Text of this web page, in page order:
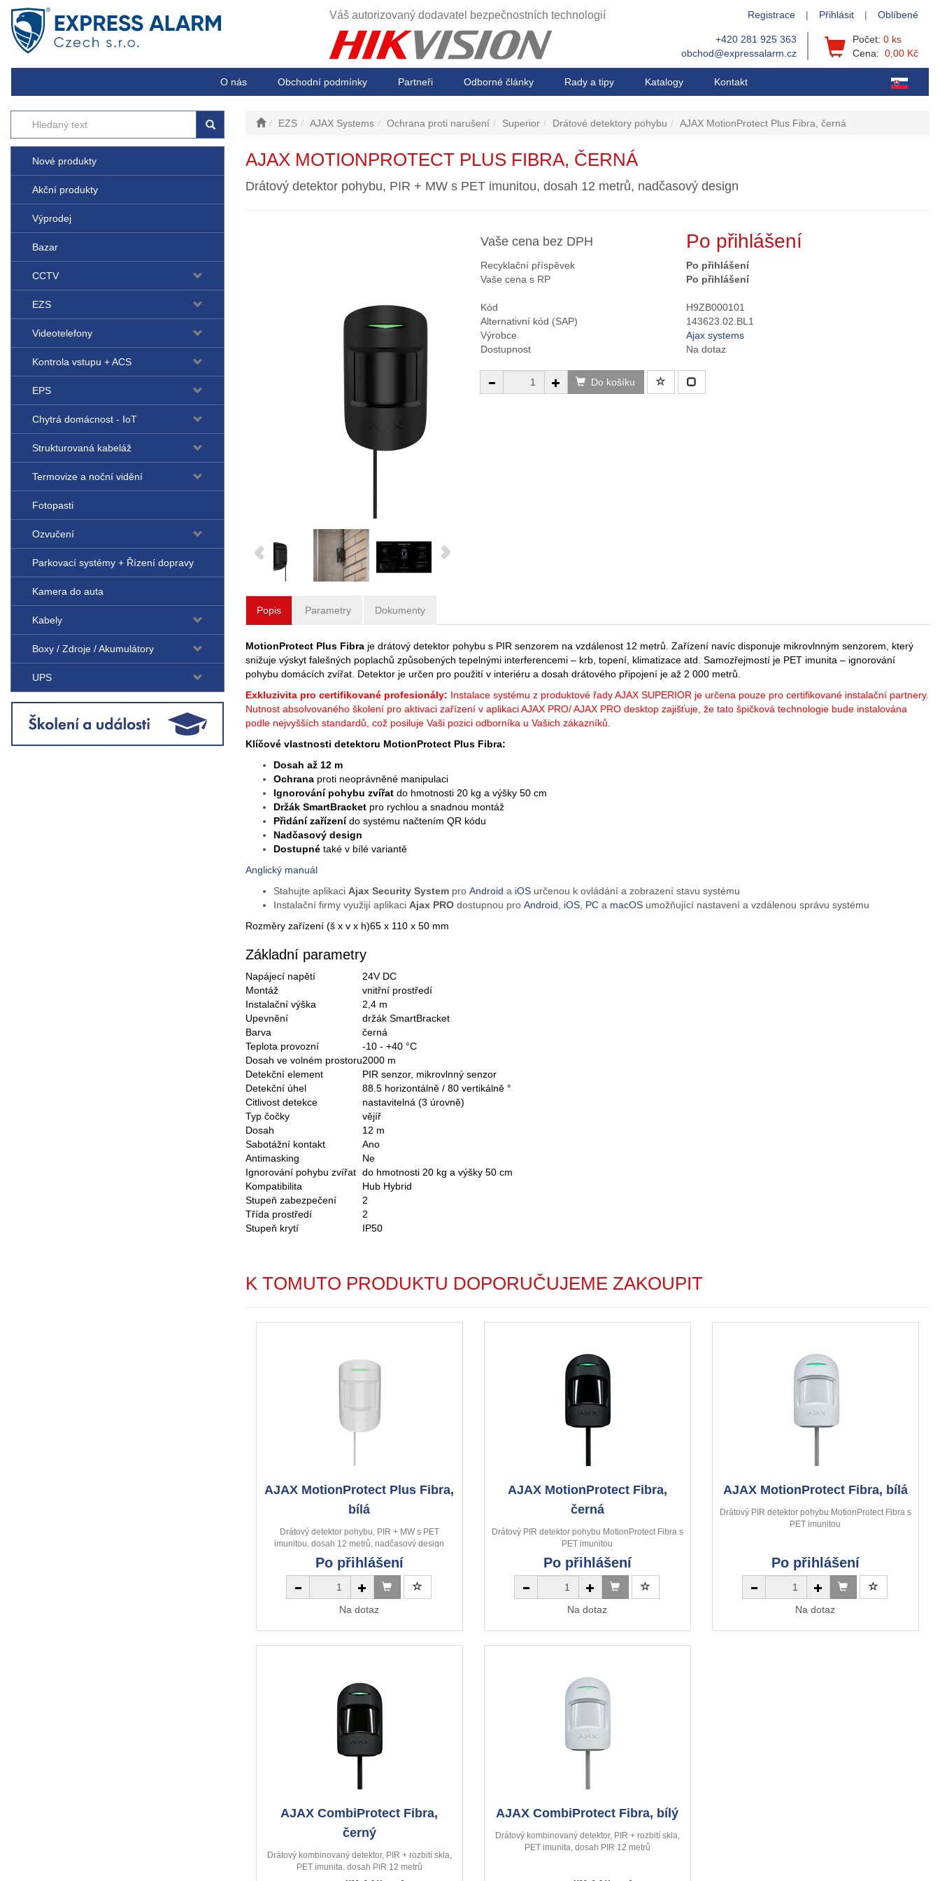
Váš autorizovaný dodavatel bezpečnostních technologií Registrace | Přihlásit | Oblíbené
+420 281 925 363
obchod@expressalarm.cz
Počet: 0 ks
Cena: 0,00 Kč
O nás Obchodní podmínky Partneři Odborné články Rady a tipy Katalogy Kontakt
Nové produkty
Akční produkty
Výprodej
Bazar
CCTV
EZS
Videotelefony
Kontrola vstupu + ACS
EPS
Chytrá domácnost - IoT
Strukturovaná kabeláž
Termovize a noční vidění
Fotopasti
Ozvučení
Parkovací systémy + Řízení dopravy
Kamera do auta
Kabely
Boxy / Zdroje / Akumulátory
UPS
EZS AJAX Systems Ochrana proti narušení Superior Drátové detektory pohybu AJAX MotionProtect Plus Fibra, černá
AJAX MOTIONPROTECT PLUS FIBRA, ČERNÁ
Drátový detektor pohybu, PIR + MW s PET imunitou, dosah 12 metrů, nadčasový design
Vaše cena bez DPH Po přihlášení
Recyklační příspěvek
Po přihlášení
Vaše cena s RP
Po přihlášení
Kód
H9ZB000101
Alternativní kód (SAP)
143623.02.BL1
Výrobce
Ajax systems
Dostupnost
Na dotaz
Do košíku
Popis Parametry Dokumenty
MotionProtect Plus Fibra je drátový detektor pohybu s PIR senzorem na vzdálenost 12 metrů. Zařízení navíc disponuje mikrovlnným senzorem, který
snižuje výskyt falešných poplachů způsobených tepelnými interferencemi – krb, topení, klimatizace atd. Samozřejmostí je PET imunita – ignorování
pohybu domácích zvířat. Detektor je určen pro použití v interiéru a dosah drátového připojení je až 2 000 metrů.
Exkluzivita pro certifikované profesionály: Instalace systému z produktové řady AJAX SUPERIOR je určena pouze pro certifikované instalační partnery.
Nutnost absolvovaného školení pro aktivaci zařízení v aplikaci AJAX PRO/ AJAX PRO desktop zajišťuje, že tato špičková technologie bude instalována
podle nejvyšších standardů, což posiluje Vaši pozici odborníka u Vašich zákazníků.
Klíčové vlastnosti detektoru MotionProtect Plus Fibra:
Dosah až 12 m
Ochrana proti neoprávněné manipulaci
Ignorování pohybu zvířat do hmotnosti 20 kg a výšky 50 cm
Držák SmartBracket pro rychlou a snadnou montáž
Přidání zařízenído systému načtením QR kódu
Nadčasový design
Dostupné také v bílé variantě
Anglický manuál
Stahujte aplikaci Ajax Security System pro Android a iOS určenou k ovládání a zobrazení stavu systému
Instalační firmy využijí aplikaci Ajax PRO dostupnou pro Android, iOS, PC a macOS umožňující nastavení a vzdálenou správu systému
Rozměry zařízení (š x v x h)65 x 110 x 50 mm
Základní parametry
Napájecí napětí
24V DC
Montáž
vnitřní prostředí
Instalační výška
2,4 m
Upevnění
držák SmartBracket
Barva
černá
Teplota provozní
-10 - +40 °C
Dosah ve volném prostoru2000 m
Detekční element
PIR senzor, mikrovlnný senzor
Detekční úhel
88.5 horizontálně / 80 vertikálně °
Citlivost detekce
nastavitelná (3 úrovně)
Typ čočky
vějíř
Dosah
12 m
Sabotážní kontakt
Ano
Antimasking
Ne
Ignorování pohybu zvířat do hmotnosti 20 kg a výšky 50 cm
Kompatibilita
Hub Hybrid
Stupeň zabezpečení
2
Třída prostředí
2
Stupeň krytí
IP50
K TOMUTO PRODUKTU DOPORUČUJEME ZAKOUPIT
AJAX MotionProtect Plus Fibra,
bílá
Drátový detektor pohybu, PIR + MW s PET
imunitou, dosah 12 metrů, nadčasový design
Po přihlášení
Na dotaz
AJAX MotionProtect Fibra,
černá
Drátový PIR detektor pohybu MotionProtect Fibra s
PET imunitou
Po přihlášení
Na dotaz
AJAX MotionProtect Fibra, bílá
Drátový PIR detektor pohybu MotionProtect Fibra s
PET imunitou
Po přihlášení
Na dotaz
AJAX CombiProtect Fibra,
černý
Drátový kombinovaný detektor, PIR + rozbití skla,
PET imunita, dosah PIR 12 metrů
AJAX CombiProtect Fibra, bílý
Drátový kombinovaný detektor, PIR + rozbití skla,
PET imunita, dosah PIR 12 metrů